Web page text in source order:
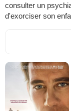
consulter un
d'exorciser son